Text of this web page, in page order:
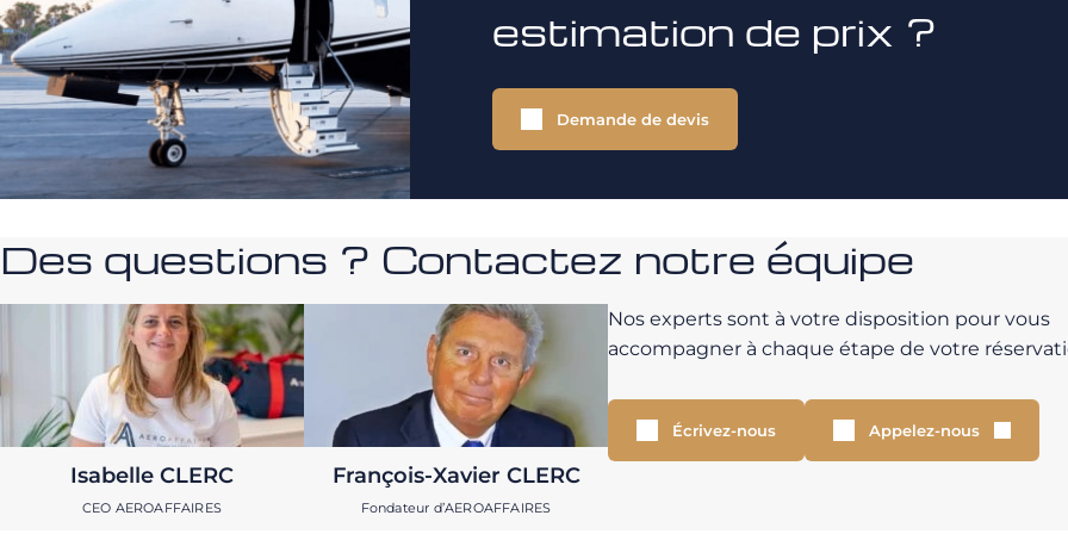
estimation de prix ?
Demande de devis
Des questions ? Contactez notre équipe
Isabelle CLERC
CEO AEROAFFAIRES
François-Xavier CLERC
Fondateur d’AEROAFFAIRES
Nos experts sont à votre disposition pour vous
accompagner à chaque étape de votre
Écrivez-nous Appelez-nous